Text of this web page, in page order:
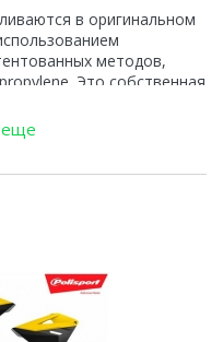
в оригинальном
методов,
Это собственная
материала и его
степень
поставщиков OEM
еще